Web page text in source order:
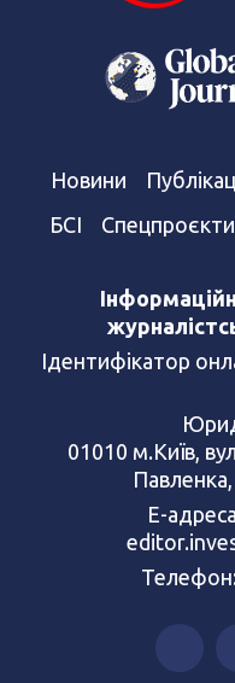
Новини
БСІ
Спецпроєкти
Ідентифікатор
01010 м.Київ,
Е-